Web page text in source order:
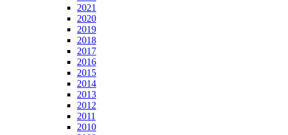
2021
2020
2019
2018
2017
2016
2015
2014
2013
2012
2011
2010